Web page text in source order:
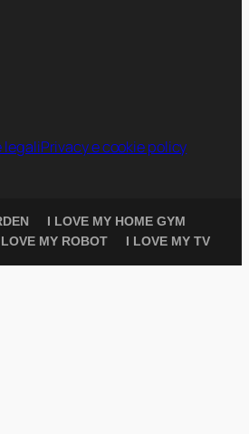
legaliPrivacy e cookie policy
I LOVE MY HOME GYM
MY ROBOT I LOVE MY TV